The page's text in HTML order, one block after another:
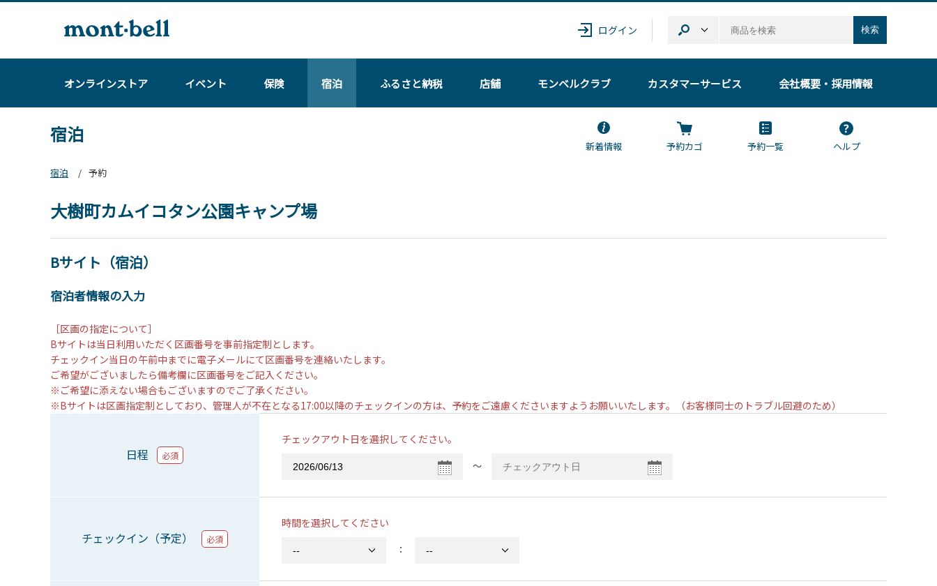
ログイン 検索
オンラインストア イベント 保険 宿泊 ふるさと納税 店舗 モンベルクラブ カスタマーサービス 会社概要・採用情報
宿泊
新着情報 予約カゴ 予約一覧
ヘルプ
宿泊
予約
大樹町カムイコタン公園キャンプ場
Bサイト（宿泊）
宿泊者情報の入力
［区画の指定について］
Bサイトは当日利用いただく区画番号を事前指定制とします。
チェックイン当日の午前中までに電子メールにて区画番号を連絡いたします。
ご希望がございましたら備考欄に区画番号をご記入ください。
※ご希望に添えない場合もございますのでご了承ください。
※Bサイトは区画指定制としており、管理人が不在となる17:00以降のチェックインの方は、予約をご遠慮くださいますようお願いいたします。（お客様同士のトラブル回避のため）
日程 必須
チェックアウト日を選択してください。
〜
チェックイン（予定） 必須
時間を選択してください
：